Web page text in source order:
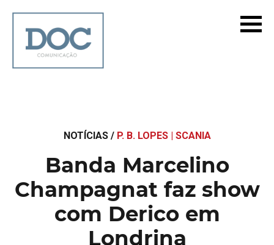
NOTÍCIAS / P. B. LOPES | SCANIA
Banda Marcelino
Champagnat faz show
com Derico em
Londrina